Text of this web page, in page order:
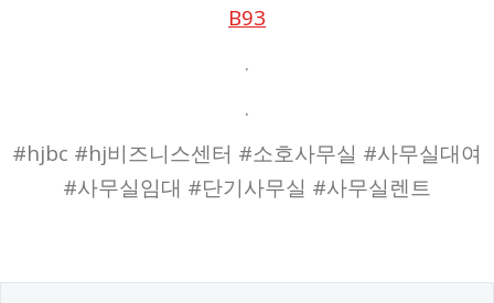
B93
.
.
#hjbc #hj비즈니스센터 #소호사무실 #사무실대여
#사무실임대 #단기사무실 #사무실렌트